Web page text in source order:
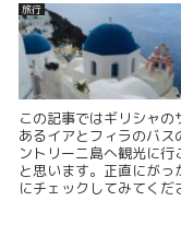
旅行
この記事ではギリシャ
あるイアとフィラのバ
ントリーニ島へ観光に
と思います。正直にが
にチェックしてみてくだ